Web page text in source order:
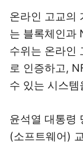
온라인 고교의
는 블록체인과
수위는 온라인
로 인증하고,
수 있는 시스
윤석열 대통령
(소프트웨어)